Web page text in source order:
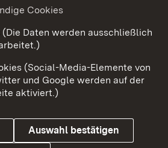
Kontakt
Datenschutz
Cookies
Daten werden ausschließlich
(Social-Media-Elemente von
und Google werden auf der
aktiviert.)
Auswahl bestätigen